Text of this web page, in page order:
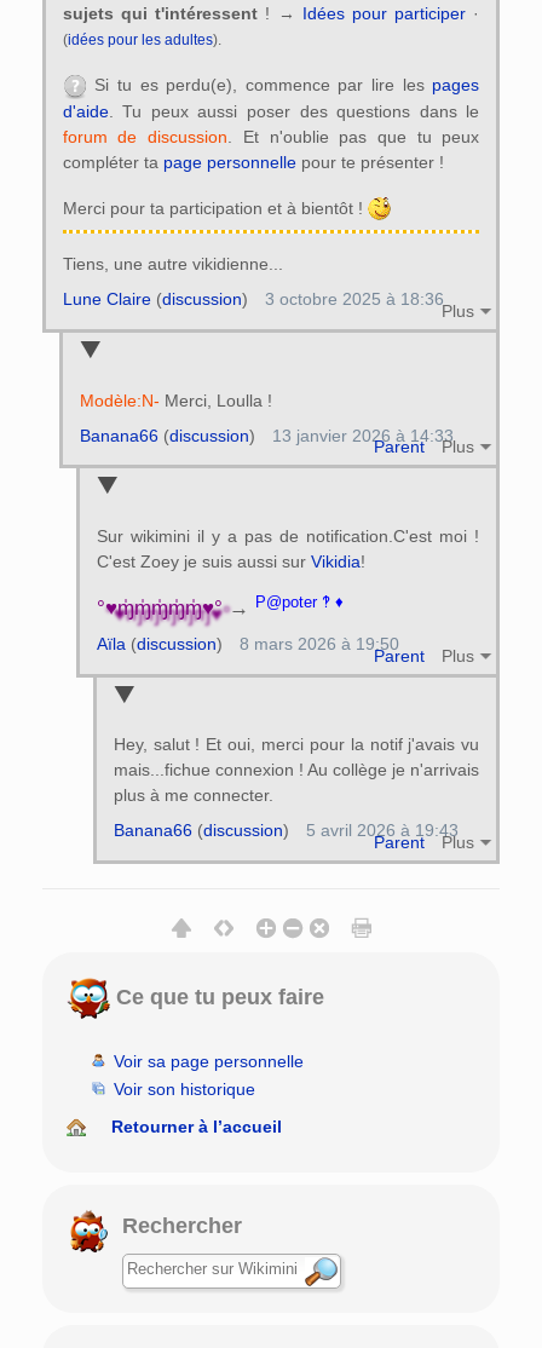
sujets qui t'intéressent ! → Idées pour participer ·
(idées pour les adultes).
Si tu es perdu(e), commence par lire les pages
d'aide. Tu peux aussi poser des questions dans le
forum de discussion . Et n'oublie pas que tu peux
compléter ta page personnellepour te présenter !
Merci pour ta participation et à bientôt !
Tiens, une autre vikidienne...
Plus
Lune Claire(discussion) 3 octobre 2025 à 18:36
Modèle:N- Merci, Loulla !
Parent Plus
Banana66(discussion) 13 janvier 2026 à 14:33
Sur wikimini il y a pas de notification.C'est moi !
C'est Zoey je suis aussi sur Vikidia!
°♥ɱ̍ɱ̍ɱ̍ɱ̍ɱ̍♥°→ P@poter ‽ ♦
Parent Plus
Aïla (discussion) 8 mars 2026 à 19:50
Hey, salut ! Et oui, merci pour la notif j'avais vu
mais...fichue connexion ! Au collège je n'arrivais
plus à me connecter.
Parent Plus
Banana66(discussion) 5 avril 2026 à 19:43
Ce que tu peux faire
Voir sa page personnelle
Voir son historique
Retourner à l’accueil
Rechercher